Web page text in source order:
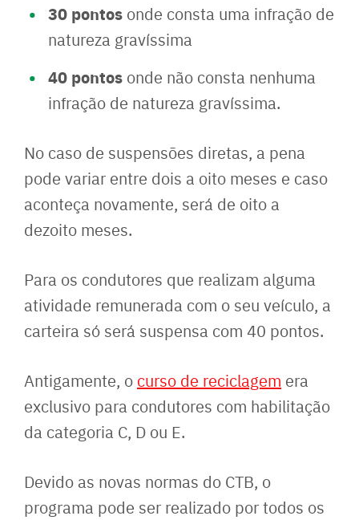
30 pontos onde consta uma infração de
natureza gravíssima
40 pontos onde não consta nenhuma
infração de natureza gravíssima.
No caso de suspensões diretas, a pena
pode variar entre dois a oito meses e caso
aconteça novamente, será de oito a
dezoito meses.
Para os condutores que realizam alguma
atividade remunerada com o seu veículo, a
carteira só será suspensa com 40 pontos.
Antigamente, o curso de reciclagem era
exclusivo para condutores com habilitação
da categoria C, D ou E.
Devido as novas normas do CTB, o
programa pode ser realizado por todos os